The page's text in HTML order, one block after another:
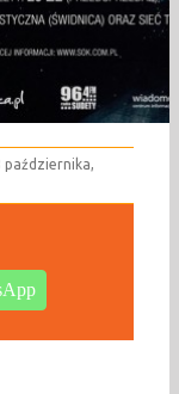
października,